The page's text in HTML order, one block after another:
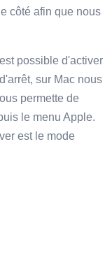
côté afin que nous
possible d'activer
sur Mac nous
permette de
le menu Apple.
est le mode